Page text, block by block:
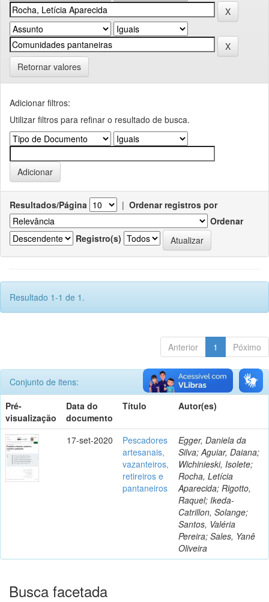
Retornar valores
Adicionar filtros:
Utilizar filtros para refinar o resultado de busca.
Resultados/Página | Ordenar registros por
Ordenar
Registro(s)
Resultado 1-1 de 1.
Anterior 1 Póximo
Conjunto de itens:
Pré-
visualização
Data do
documento
Título Autor(es)
17-set-2020
Pescadores
artesanais,
vazanteiros,
retireiros e
pantaneiros
Egger, Daniela da
Silva; Aguiar, Daiana;
Wichinieski, Isolete;
Rocha, Letícia
Aparecida; Rigotto,
Raquel; Ikeda-
Catrillon, Solange;
Santos, Valéria
Pereira; Sales, Yanê
Oliveira
Busca facetada